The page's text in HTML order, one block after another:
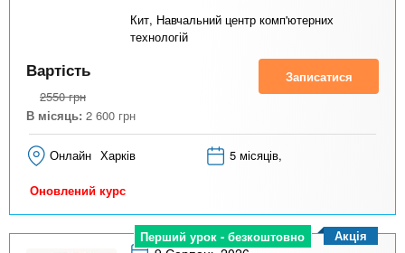
Кит, Навчальний центр комп'ютерних
технологій
Вартість
2550 грн
В місяць: 2 600 грн
Записатися
Онлайн Харків 5 місяців,
Оновлений курс
Перший урок - безкоштовно Акція